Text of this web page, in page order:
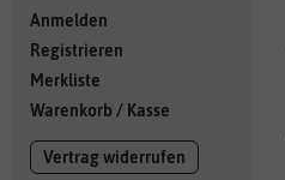
Anmelden
Registrieren
Merkliste
Warenkorb / Kasse
Vertrag widerrufen